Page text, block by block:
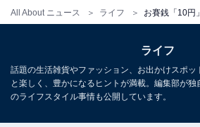
All About ニュース ライフ
ライフ
話題の生活雑貨やファッション、お出かけスポッ
と楽しく、豊かになるヒントが満載。編集部が独
のライフスタイル事情も公開しています。